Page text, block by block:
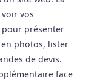
vos
pour présenter
photos, lister
de devis.
face